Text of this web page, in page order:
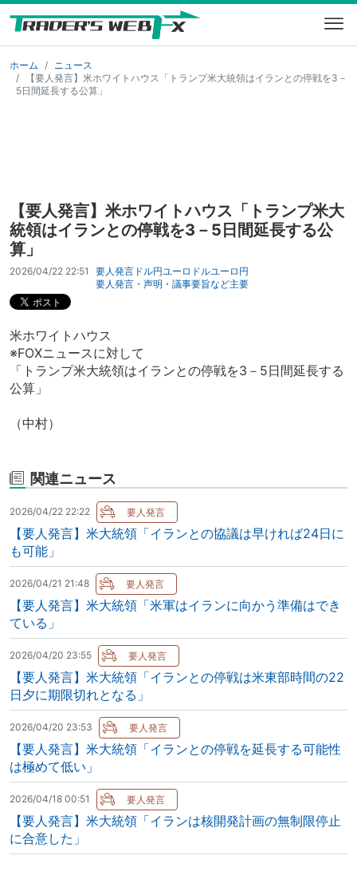
ホーム
ニュース
【要人発言】米ホワイトハウス「トランプ米大統領はイランとの停戦を3－
5日間延長する公算」
【要人発言】米ホワイトハウス「トランプ米大
統領はイランとの停戦を3－5日間延長する公
算」
2026/04/22 22:51 要人発言 ドル円ユーロドルユーロ円
要人発言・声明・議事要旨など主要
米ホワイトハウス
※FOXニュースに対して
「トランプ米大統領はイランとの停戦を3－5日間延長する
公算」
（中村）
関連ニュース
2026/04/22 22:22
【要人発言】米大統領「イランとの協議は早ければ24日に
も可能」
2026/04/21 21:48
【要人発言】米大統領「米軍はイランに向かう準備はでき
ている」
2026/04/20 23:55
【要人発言】米大統領「イランとの停戦は米東部時間の22
日夕に期限切れとなる」
2026/04/20 23:53
【要人発言】米大統領「イランとの停戦を延長する可能性
は極めて低い」
2026/04/18 00:51
【要人発言】米大統領「イランは核開発計画の無制限停止
に合意した」